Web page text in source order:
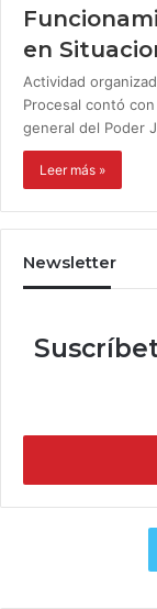
en
Actividad
Procesal contó
general del Poder
Leer más »
Newsletter